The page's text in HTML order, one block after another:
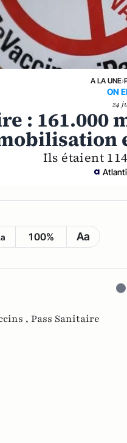
A LA UNE›
ON
24
: 161.000
Ils étaient
100% Aa
, Pass Sanitaire